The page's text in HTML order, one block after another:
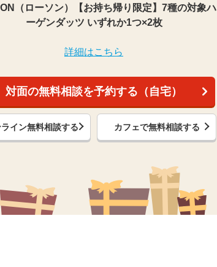
（ローソン）【お持ち帰り限定】 7種の対象ハ
ーゲンダッツ いずれか1つ×2枚
詳細はこちら
対面の無料相談を予約する（自宅）
イン無料相談する カフェで無料相談する